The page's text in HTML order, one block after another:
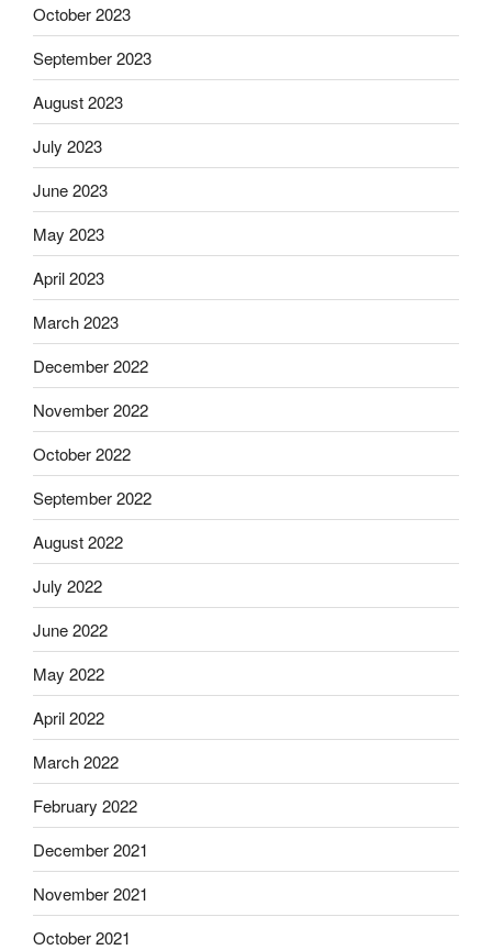
October 2023
September 2023
August 2023
July 2023
June 2023
May 2023
April 2023
March 2023
December 2022
November 2022
October 2022
September 2022
August 2022
July 2022
June 2022
May 2022
April 2022
March 2022
February 2022
December 2021
November 2021
October 2021